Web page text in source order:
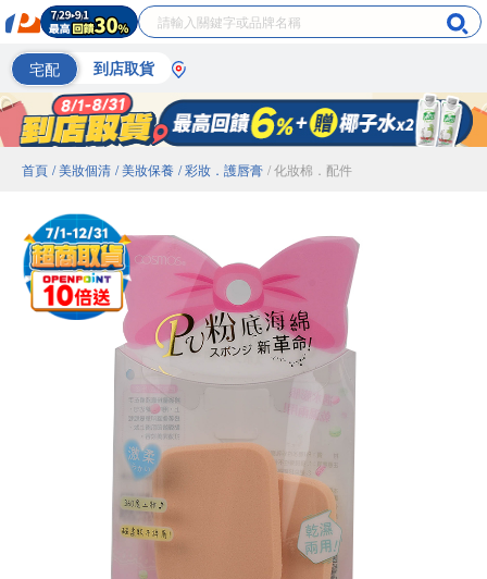
宅配 到店取貨
首頁 / 美妝個清 / 美妝保養 / 彩妝．護唇膏 / 化妝棉．配件